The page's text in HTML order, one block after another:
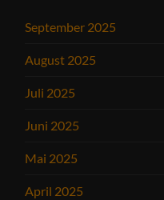
September 2025
August 2025
Juli 2025
Juni 2025
Mai 2025
April 2025